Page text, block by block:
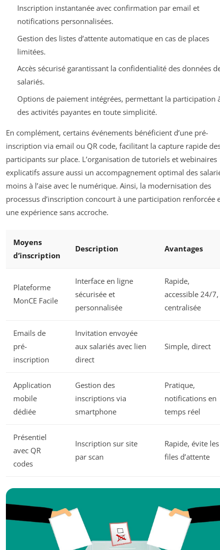
Inscription instantanée avec confirmation par email et
notifications personnalisées.
Gestion des listes d’attente automatique en cas de places
limitées.
Accès sécurisé garantissant la confidentialité des données
salariés.
Options de paiement intégrées, permettant la participation
des activités payantes en toute simplicité.
En complément, certains événements bénéficient d’une pré-
inscription via email ou QR code, facilitant la capture rapide
participants sur place. L’organisation de tutoriels et webinaires
explicatifs assure aussi un accompagnement optimal des
moins à l’aise avec le numérique. Ainsi, la modernisation des
processus d’inscription concourt à une participation renforcée
une expérience sans accroche.
Moyens
d’inscription
Description Avantages
Plateforme
MonCE Facile
Interface en ligne
sécurisée et
personnalisée
Rapide,
accessible 24/7,
centralisée
Emails de
pré-
inscription
Invitation envoyée
aux salariés avec lien
direct
Simple, direct
Application
mobile
dédiée
Gestion des
inscriptions via
smartphone
Pratique,
notifications en
temps réel
Présentiel
avec QR
codes
Inscription sur site
par scan
Rapide, évite les
files d’attente